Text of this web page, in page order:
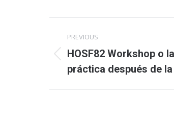
navigation
PREVIOUS
Previous
post:
HOSF82 Workshop o
práctica después de